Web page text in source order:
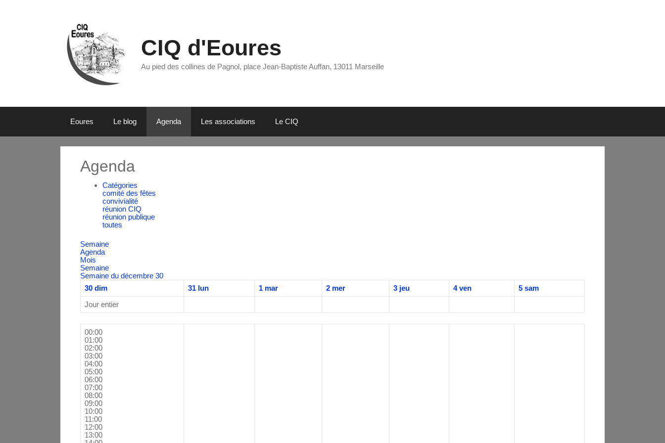
CIQ d'Eoures
Au pied des collines de Pagnol, place Jean-Baptiste Auffan, 13011 Marseille
Eoures Le blog Agenda Les associations Le CIQ
Agenda
Catégories
comité des fêtes
convivialité
réunion CIQ
réunion publique
toutes
Semaine
Agenda
Mois
Semaine
Semaine du décembre 30
30 dim 31 lun 1 mar 2 mer 3 jeu 4 ven 5 sam
Jour entier
00:00
01:00
02:00
03:00
04:00
05:00
06:00
07:00
08:00
09:00
10:00
11:00
12:00
13:00